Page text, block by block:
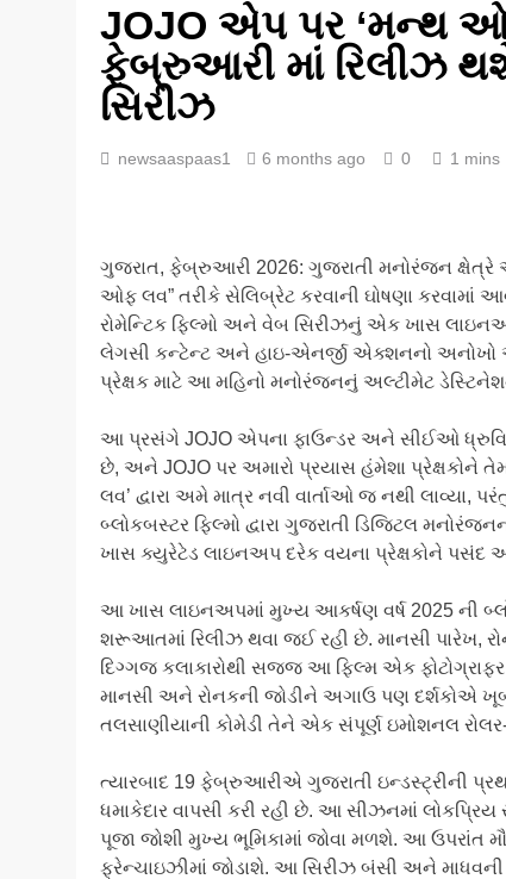
JOJO એપ પર ‘મન્થ
ફેબ્રુઆરી માં રિલીઝ
સિરીઝ
newsaaspaas1 6 months ago 0 1 mins
ગુજરાત, ફેબ્રુઆરી 2026: ગુજરાતી મનોરંજન ક્ષેત્રે
ઓફ લવ” તરીકે સેલિબ્રેટ કરવાની ઘોષણા કરવામાં
રોમેન્ટિક ફિલ્મો અને વેબ સિરીઝનું એક ખાસ
લેગસી કન્ટેન્ટ અને હાઇ-એનર્જી એક્શનનો અનોખો
પ્રેક્ષક માટે આ મહિનો મનોરંજનનું અલ્ટીમેટ
આ પ્રસંગે JOJO એપના ફાઉન્ડર અને સીઈઓ
છે, અને JOJO પર અમારો પ્રયાસ હંમેશા પ્રેક્ષકોને
લવ’ દ્વારા અમે માત્ર નવી વાર્તાઓ જ નથી લાવ્યા,
બ્લોકબસ્ટર ફિલ્મો દ્વારા ગુજરાતી ડિજિટલ
ખાસ ક્યુરેટેડ લાઇનઅપ દરેક વયના પ્રેક્ષકોને પસંદ
આ ખાસ લાઇનઅપમાં મુખ્ય આકર્ષણ વર્ષ 2025 ની
શરૂઆતમાં રિલીઝ થવા જઈ રહી છે. માનસી પારેખ,
દિગ્ગજ કલાકારોથી સજ્જ આ ફિલ્મ એક
માનસી અને રોનકની જોડીને અગાઉ પણ
તલસાણીયાની કોમેડી તેને એક સંપૂર્ણ ઇમોશનલ
ત્યારબાદ 19 ફેબ્રુઆરીએ ગુજરાતી ઇન્ડસ્ટ્રીની
ધમાકેદાર વાપસી કરી રહી છે. આ સીઝનમાં
પૂજા જોશી મુખ્ય ભૂમિકામાં જોવા મળશે. આ ઉપરાંત
ફ્રેન્ચાઇઝીમાં જોડાશે. આ સિરીઝ બંસી અને